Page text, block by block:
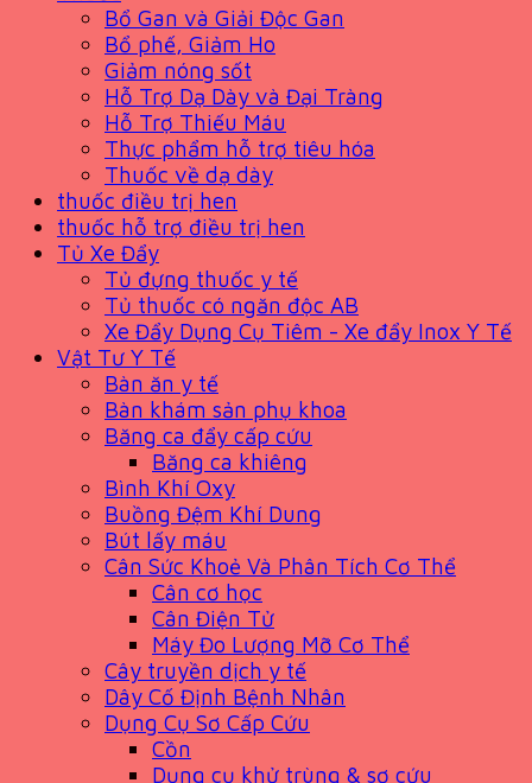
Bổ Gan và Giải Độc Gan
Bổ phế, Giảm Ho
Giảm nóng sốt
Hỗ Trợ Dạ Dày và Đại Tràng
Hỗ Trợ Thiếu Máu
Thực phẩm hỗ trợ tiêu hóa
Thuốc về dạ dày
thuốc điều trị hen
thuốc hỗ trợ điều trị hen
Tủ Xe Đẩy
Tủ đựng thuốc y tế
Tủ thuốc có ngăn độc AB
Xe Đẩy Dụng Cụ Tiêm - Xe đẩy Inox Y Tế
Vật Tư Y Tế
Bàn ăn y tế
Bàn khám sản phụ khoa
Băng ca đẩy cấp cứu
Băng ca khiêng
Bình Khí Oxy
Buồng Đệm Khí Dung
Bút lấy máu
Cân Sức Khoẻ Và Phân Tích Cơ Thể
Cân cơ học
Cân Điện Tử
Máy Đo Lượng Mỡ Cơ Thể
Cây truyền dịch y tế
Dây Cố Định Bệnh Nhân
Dụng Cụ Sơ Cấp Cứu
Cồn
Dụng cụ khử trùng & sơ cứu